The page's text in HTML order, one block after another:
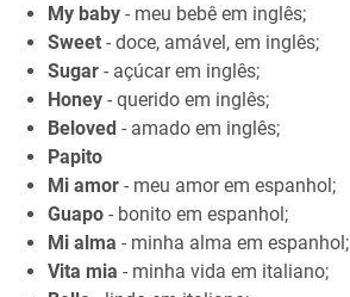
My baby - meu bebê em inglês;
Sweet - doce, amável, em inglês;
Sugar - açúcar em inglês;
Honey - querido em inglês;
Beloved - amado em inglês;
Papito
Mi amor - meu amor em espanhol;
Guapo - bonito em espanhol;
Mi alma - minha alma em espanhol;
Vita mia - minha vida em italiano;